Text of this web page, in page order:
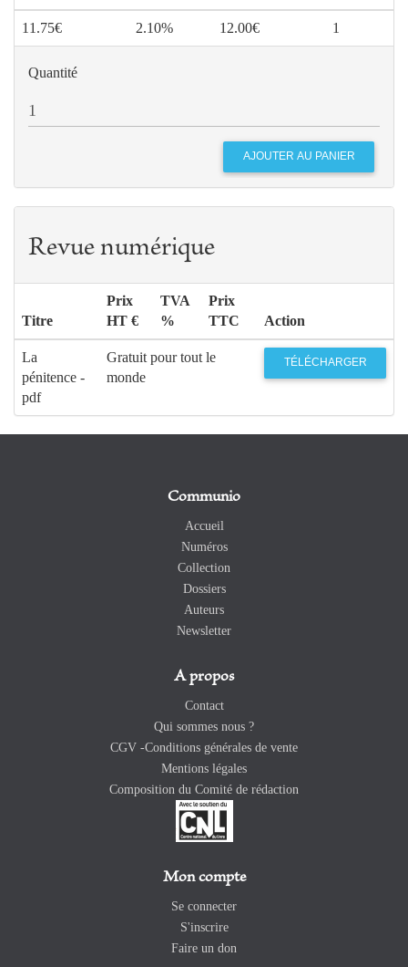
11.75€ 2.10% 12.00€ 1
Quantité
Revue numérique
Titre
Prix
HT €
TVA
%
Prix
TTC
Action
La
pénitence -
pdf
Gratuit pour tout le
monde
TÉLÉCHARGER
Communio
Accueil
Numéros
Collection
Dossiers
Auteurs
Newsletter
A propos
Contact
Qui sommes nous ?
CGV -Conditions générales de vente
Mentions légales
Composition du Comité de rédaction
Mon compte
Se connecter
S'inscrire
Faire un don